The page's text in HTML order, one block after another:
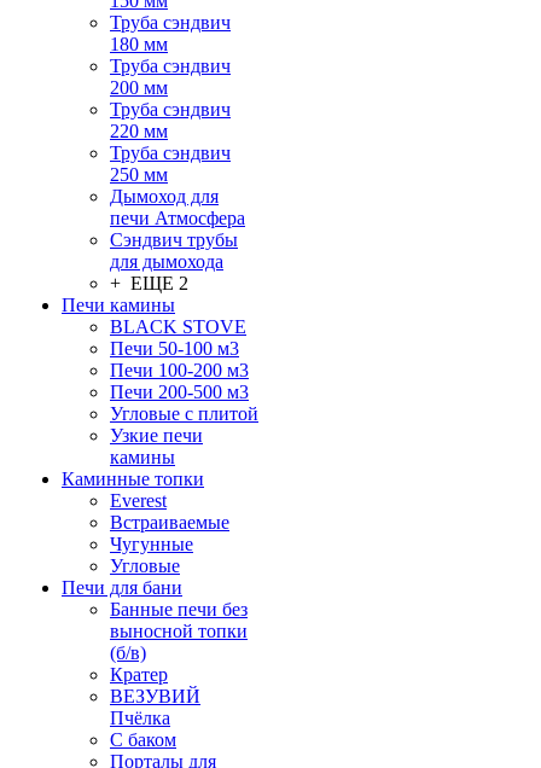
Труба сэндвич
180 мм
Труба сэндвич
200 мм
Труба сэндвич
220 мм
Труба сэндвич
250 мм
Дымоход для
печи Атмосфера
Сэндвич трубы
для дымохода
+ ЕЩЕ 2
Печи камины
BLACK STOVE
Печи 50-100 м3
Печи 100-200 м3
Печи 200-500 м3
Угловые с плитой
Узкие печи
камины
Каминные топки
Everest
Встраиваемые
Чугунные
Угловые
Печи для бани
Банные печи без
выносной топки
(б/в)
Кратер
ВЕЗУВИЙ
Пчёлка
С баком
Порталы для